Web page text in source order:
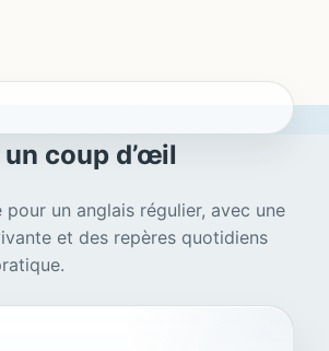
coup d’œil
un anglais régulier, avec une
et des repères quotidiens